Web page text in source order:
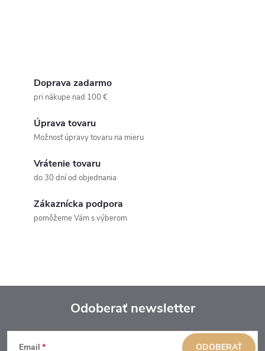
Doprava zadarmo
pri nákupe nad 100 €
Úprava tovaru
Možnosť úpravy tovaru na mieru
Vrátenie tovaru
do 30 dní od objednania
Zákaznícka podpora
pomôžeme Vám s výberom
Z
Odoberať newsletter
Email ODOBERAŤ